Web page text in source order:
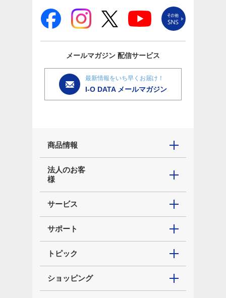
メールマガジン 配信サービス
最新情報をいち早くお届け！
I-O DATA メールマガジン
商品情報
法人のお客
様
サービス
サポート
トピック
ショッピング